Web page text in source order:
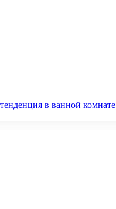
в ванной комнате